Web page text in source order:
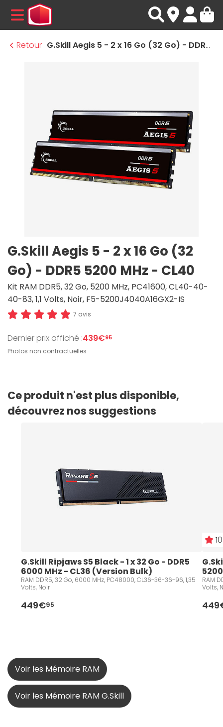
MENU
Retour
G.Skill Aegis 5 - 2 x 16 Go (32 Go) - DDR5 5200 MHz - CL40
G.Skill Aegis 5 - 2 x 16 Go (32
Go) - DDR5 5200 MHz - CL40
Kit RAM DDR5, 32 Go, 5200 MHz, PC41600, CL40-40-
40-83, 1,1 Volts, Noir, F5-5200J4040A16GX2-IS
7 avis
Dernier prix affiché :439€95
Photos non contractuelles
Ce produit n'est plus disponible,
découvrez nos suggestions
G.Skill Ripjaws S5 Black - 1 x 32 Go - DDR5
6000 MHz - CL36 (Version Bulk)
RAM DDR5, 32 Go, 6000 MHz, PC48000, CL36-36-36-96, 1,35
Volts, Noir
449€95
RAM
Volts,
Voir les Mémoire RAM
Voir les Mémoire RAM G.Skill